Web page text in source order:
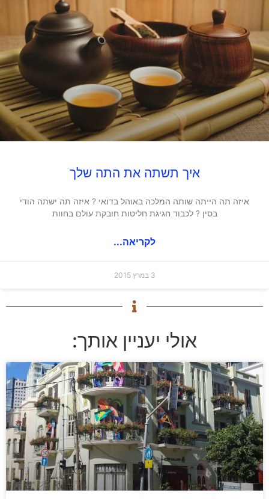
איך תשתה את התה שלך
איזה תה הייתה שותה המלכה באוהל בדואי ? איזה תה ישתה הודי
בסין ? לכבוד חגיגת חליטות חובקת עולם בחוות
לקריאה...
3 במרץ 2015
אולי יעניין אותך: